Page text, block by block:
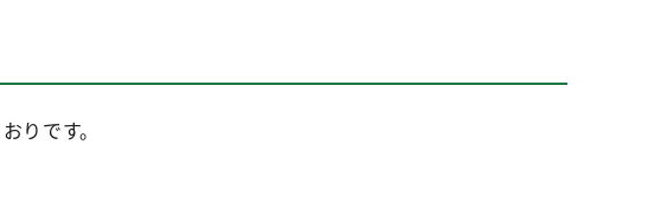
りです。